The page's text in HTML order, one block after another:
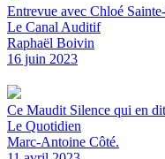
Entrevue avec Chloé
Le Canal Auditif
Raphaël Boivin
16 juin 2023
Ce Maudit Silence qui en
Le Quotidien
Marc-Antoine Côté.